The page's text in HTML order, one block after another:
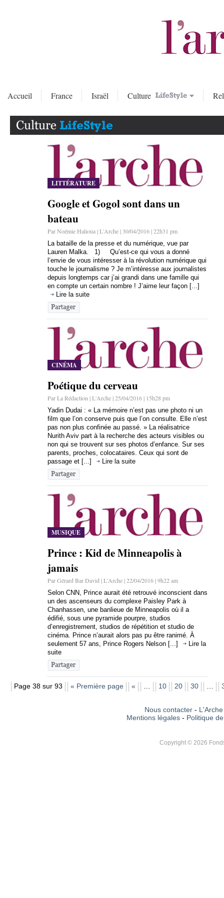
Accueil France Israël Culture
LITTÉRATURE
Google et Gogol sont dans un
bateau
Par Noémie Halioua | L'Arche | 30/04/2016 | 22h31 pm
La bataille de la presse et du numérique, vue par
Lauren Malka. 1) Qu’est-ce qui vous a donné
l’envie de vous intéresser à la révolution numérique qui
touche le journalisme ? Je m’intéresse aux journalistes
depuis longtemps car j’ai grandi dans une famille qui
en compte un certain nombre ! J’aime leur façon [...]
Lire la suite
CINÉMA
Poétique du cerveau
Par La Rédaction | L'Arche | 25/04/2016 | 15h28 pm
Yadin Dudai : « La mémoire n’est pas une photo ni un
film que l’on conserve puis que l’on consulte. Elle n’est
pas non plus confinée au passé. » La réalisatrice
Nurith Aviv part à la recherche des acteurs visibles ou
non qui se trouvent sur ses photos d’enfance. Sur ses
parents, proches, colocataires. Ceux qui sont de
passage et [...]
Lire la suite
MUSIQUE
Prince : Kid de Minneapolis à
jamais
Par Gérard Bar David | L'Arche | 22/04/2016 | 9h22 am
Selon CNN, Prince aurait été retrouvé inconscient dans
un des ascenseurs du complexe Paisley Park à
Chanhassen, une banlieue de Minneapolis où il a
édifié, sous une pyramide pourpre, studios
d’enregistrement, studios de répétition et studio de
cinéma. Prince n’aurait alors pas pu être ranimé. À
seulement 57 ans, Prince Rogers Nelson [...]
Lire la
suite
Page 38 sur 93 « Première page « 10 20 30
Nous contacter-
Mentions légales - Politique
Copyright © 2026